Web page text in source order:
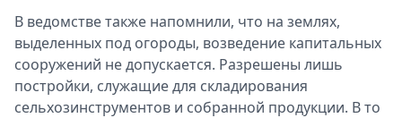
В ведомстве также напомнили, что на землях,
выделенных под огороды, возведение капитальных
сооружений не допускается. Разрешены лишь
постройки, служащие для складирования
сельхозинструментов и собранной продукции. В то